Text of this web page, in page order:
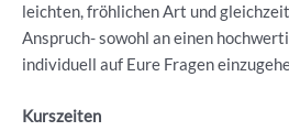
leichten, fröhlichen Art und
Anspruch- sowohl an einen
individuell auf Eure Fragen
Kurszeiten